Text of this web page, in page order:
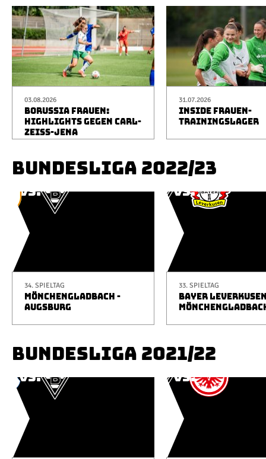
03.08.2026
BORUSSIA FRAUEN:
HIGHLIGHTS GEGEN CARL-
ZEISS-JENA
31.07.2026
INSIDE FRAUEN-
TRAININGSLAGER
BUNDESLIGA 2022/23
34. SPIELTAG
MÖNCHENGLADBACH -
AUGSBURG
33. SPIELTAG
BAYER
BUNDESLIGA 2021/22